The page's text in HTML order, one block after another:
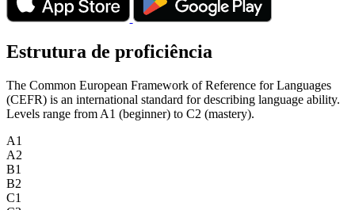
Estrutura de proficiência
The Common European Framework of Reference for Languages
(CEFR) is an international standard for describing language ability.
Levels range from A1 (beginner) to C2 (mastery).
A1
A2
B1
B2
C1